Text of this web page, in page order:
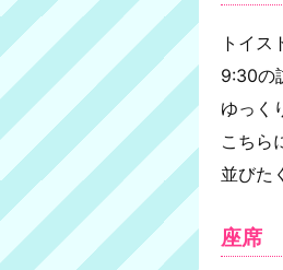
トイ
9:30の
ゆっく
こちら
並びた
座席